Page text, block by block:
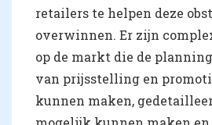
retailers te helpen deze
overwinnen. Er zijn
op de markt die de
van prijsstelling en
kunnen maken,